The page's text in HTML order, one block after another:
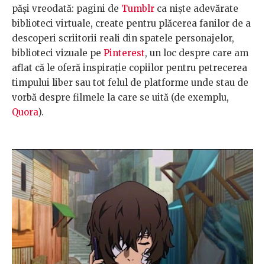
păși vreodată: pagini de Tumblr ca niște adevărate
biblioteci virtuale, create pentru plăcerea fanilor de a
descoperi scriitorii reali din spatele personajelor,
biblioteci vizuale pe Pinterest, un loc despre care am
aflat că le oferă inspirație copiilor pentru petrecerea
timpului liber sau tot felul de platforme unde stau de
vorbă despre filmele la care se uită (de exemplu,
Quora).